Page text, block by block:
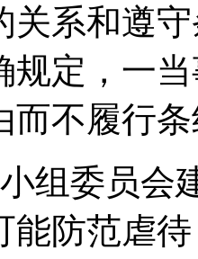
关系和遵
规定，一
而不履行
组委员会
能防范虐